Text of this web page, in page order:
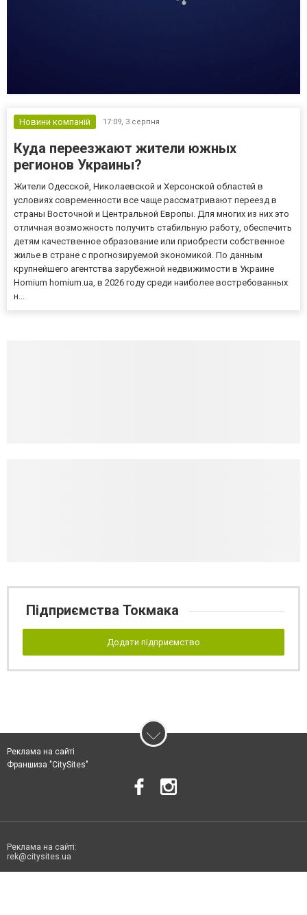
Новини компаній 17:09, 3 серпня
Куда переезжают жители южных
регионов Украины?
Жители Одесской, Николаевской и Херсонской областей в
условиях современности все чаще рассматривают переезд в
страны Восточной и Центральной Европы. Для многих из них это
отличная возможность получить стабильную работу, обеспечить
детям качественное образование или приобрести собственное
жилье в стране с прогнозируемой экономикой. По данным
крупнейшего агентства зарубежной недвижимости в Украине
Homium homium.ua, в 2026 году среди наиболее востребованных
н...
Підприємства Токмака
Додати підприємство
Реклама на сайті
Франшиза "CitySites"
Реклама на сайті:
rek@citysites.ua